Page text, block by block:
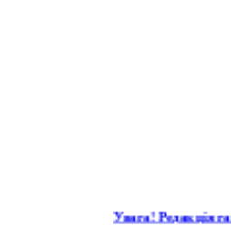
Увага! Редакція